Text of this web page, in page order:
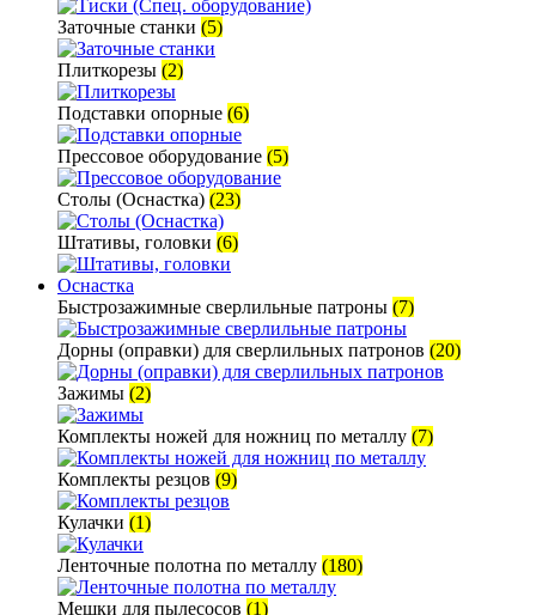
Заточные станки (5)
Плиткорезы (2)
Подставки опорные (6)
Прессовое оборудование (5)
Столы (Оснастка) (23)
Штативы, головки (6)
Оснастка
Быстрозажимные сверлильные патроны (7)
Дорны (оправки) для сверлильных патронов (20)
Зажимы (2)
Комплекты ножей для ножниц по металлу (7)
Комплекты резцов (9)
Кулачки (1)
Ленточные полотна по металлу (180)
Мешки для пылесосов (1)